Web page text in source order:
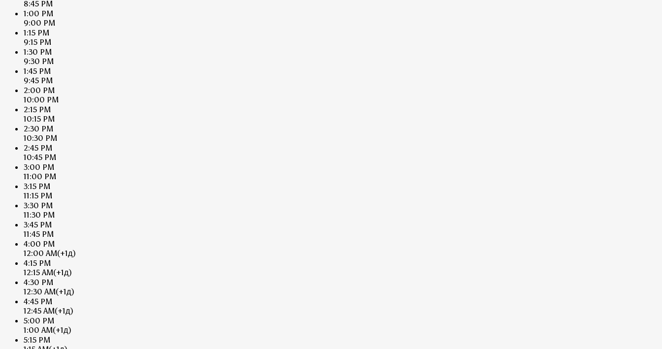
8:45 PM
1:00 PM
9:00 PM
1:15 PM
9:15 PM
1:30 PM
9:30 PM
1:45 PM
9:45 PM
2:00 PM
10:00 PM
2:15 PM
10:15 PM
2:30 PM
10:30 PM
2:45 PM
10:45 PM
3:00 PM
11:00 PM
3:15 PM
11:15 PM
3:30 PM
11:30 PM
3:45 PM
11:45 PM
4:00 PM
12:00 AM(+1д)
4:15 PM
12:15 AM(+1д)
4:30 PM
12:30 AM(+1д)
4:45 PM
12:45 AM(+1д)
5:00 PM
1:00 AM(+1д)
5:15 PM